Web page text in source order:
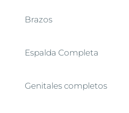
Brazos
Espalda Completa
Genitales completos